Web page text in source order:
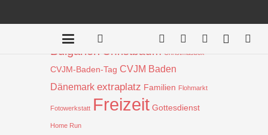
Aktion Badentreff Bauprojekt
Bulgarien Christbaum Christmasbox
CVJM-Baden-Tag CVJM Baden
Dänemark extraplatz Familien Flohmarkt
Fotowerkstatt Freizeit Gottesdienst
Home Run